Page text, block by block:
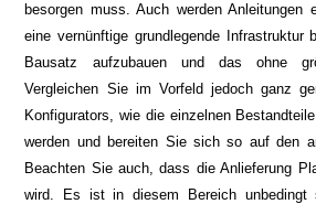
besorgen muss. Auch werden Anleitungen
eine vernünftige grundlegende Infrastruktur
Bausatz aufzubauen und das ohne
Vergleichen Sie im Vorfeld jedoch ganz
Konfigurators, wie die einzelnen
werden und bereiten Sie sich so auf den
Beachten Sie auch, dass die Anlieferung
wird. Es ist in diesem Bereich unbedingt